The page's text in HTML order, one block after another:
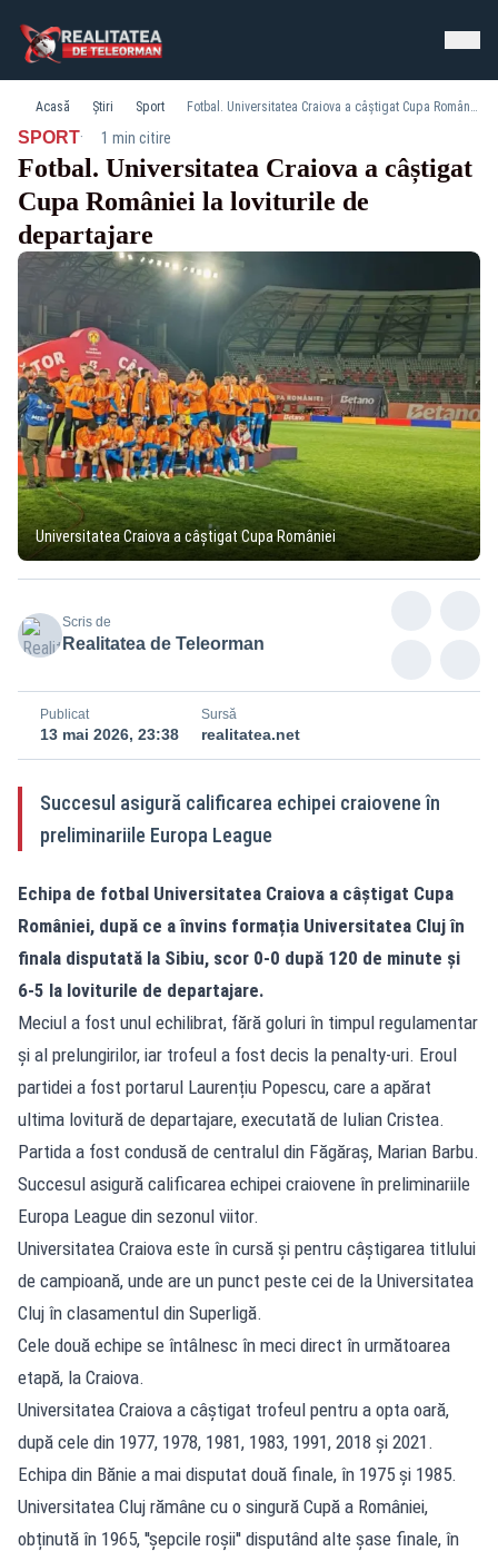
Acasă Știri Sport Fotbal. Universitatea Craiova a câștigat Cupa României la loviturile de departajare
SPORT· 1 min citire
Fotbal. Universitatea Craiova a câștigat
Cupa României la loviturile de
departajare
Universitatea Craiova a câștigat Cupa României
Scris de
Realitatea de Teleorman
Publicat
13 mai 2026, 23:38
Sursă
realitatea.net
Succesul asigură calificarea echipei craiovene în
preliminariile Europa League
Echipa de fotbal Universitatea Craiova a câștigat Cupa
României, după ce a învins formația Universitatea Cluj în
finala disputată la Sibiu, scor 0-0 după 120 de minute și
6-5 la loviturile de departajare.
Meciul a fost unul echilibrat, fără goluri în timpul regulamentar
și al prelungirilor, iar trofeul a fost decis la penalty-uri. Eroul
partidei a fost portarul Laurențiu Popescu, care a apărat
ultima lovitură de departajare, executată de Iulian Cristea.
Partida a fost condusă de centralul din Făgăraș, Marian Barbu.
Succesul asigură calificarea echipei craiovene în preliminariile
Europa League din sezonul viitor.
Universitatea Craiova este în cursă și pentru câștigarea titlului
de campioană, unde are un punct peste cei de la Universitatea
Cluj în clasamentul din Superligă.
Cele două echipe se întâlnesc în meci direct în următoarea
etapă, la Craiova.
Universitatea Craiova a câștigat trofeul pentru a opta oară,
după cele din 1977, 1978, 1981, 1983, 1991, 2018 și 2021.
Echipa din Bănie a mai disputat două finale, în 1975 și 1985.
Universitatea Cluj rămâne cu o singură Cupă a României,
obținută în 1965, ''șepcile roșii'' disputând alte șase finale, în